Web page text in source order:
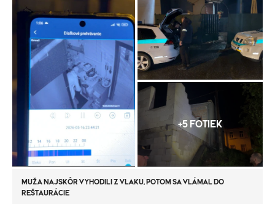
+5 FOTIEK
MUŽA NAJSKÔR VYHODILI Z VLAKU, POTOM SA VLÁMAL DO
REŠTAURÁCIE